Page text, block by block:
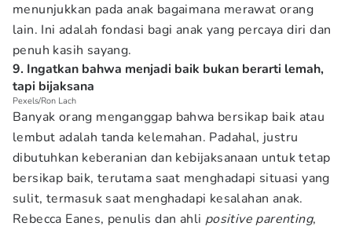
menunjukkan pada anak bagaimana merawat orang
lain. Ini adalah fondasi bagi anak yang percaya diri dan
penuh kasih sayang.
9. Ingatkan bahwa menjadi baik bukan berarti lemah,
tapi bijaksana
Pexels/Ron Lach
Banyak orang menganggap bahwa bersikap baik atau
lembut adalah tanda kelemahan. Padahal, justru
dibutuhkan keberanian dan kebijaksanaan untuk tetap
bersikap baik, terutama saat menghadapi situasi yang
sulit, termasuk saat menghadapi kesalahan anak.
Rebecca Eanes, penulis dan ahli positive parenting,